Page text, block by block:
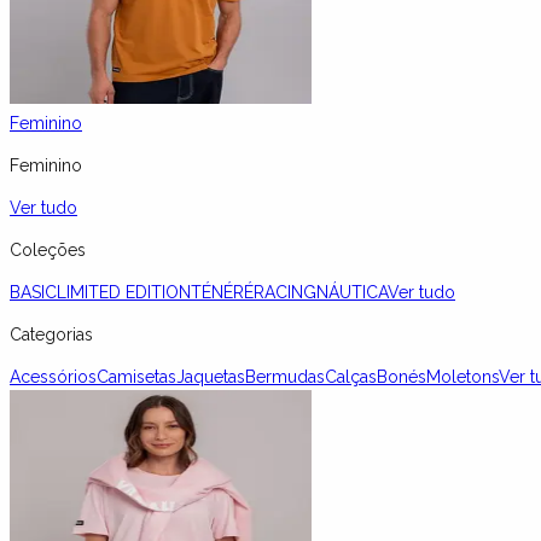
Feminino
Feminino
Ver tudo
Coleções
BASIC LIMITED EDITIONTÉNÉRÉRACINGNÁUTICAVer tudo
Categorias
AcessóriosCamisetasJaquetasBermudasCalçasBonésMoletonsVer